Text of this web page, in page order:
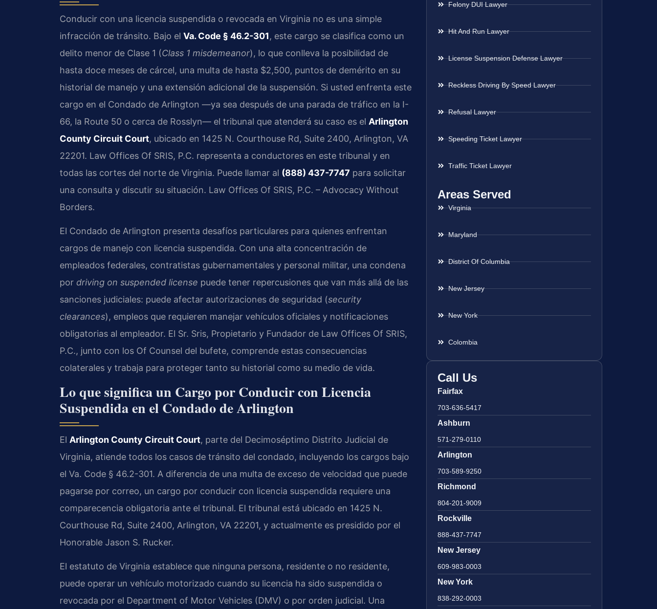
Conducir con una licencia suspendida o revocada en Virginia no es una simple
infracción de tránsito. Bajo el Va. Code § 46.2-301, este cargo se clasifica como un
delito menor de Clase 1 (Class 1 misdemeanor), lo que conlleva la posibilidad de
hasta doce meses de cárcel, una multa de hasta $2,500, puntos de demérito en su
historial de manejo y una extensión adicional de la suspensión. Si usted enfrenta este
cargo en el Condado de Arlington —ya sea después de una parada de tráfico en la I-
66, la Route 50 o cerca de Rosslyn— el tribunal que atenderá su caso es el Arlington
County Circuit Court, ubicado en 1425 N. Courthouse Rd, Suite 2400, Arlington, VA
22201. Law Offices Of SRIS, P.C. representa a conductores en este tribunal y en
todas las cortes del norte de Virginia. Puede llamar al (888) 437-7747 para solicitar
una consulta y discutir su situación. Law Offices Of SRIS, P.C. – Advocacy Without
Borders.
El Condado de Arlington presenta desafíos particulares para quienes enfrentan
cargos de manejo con licencia suspendida. Con una alta concentración de
empleados federales, contratistas gubernamentales y personal militar, una condena
por driving on suspended license puede tener repercusiones que van más allá de las
sanciones judiciales: puede afectar autorizaciones de seguridad (security
clearances), empleos que requieren manejar vehículos oficiales y notificaciones
obligatorias al empleador. El Sr. Sris, Propietario y Fundador de Law Offices Of SRIS,
P.C., junto con los Of Counsel del bufete, comprende estas consecuencias
colaterales y trabaja para proteger tanto su historial como su medio de vida.
Lo que significa un Cargo por Conducir con Licencia
Suspendida en el Condado de Arlington
El Arlington County Circuit Court, parte del Decimoséptimo Distrito Judicial de
Virginia, atiende todos los casos de tránsito del condado, incluyendo los cargos bajo
el Va. Code § 46.2-301. A diferencia de una multa de exceso de velocidad que puede
pagarse por correo, un cargo por conducir con licencia suspendida requiere una
comparecencia obligatoria ante el tribunal. El tribunal está ubicado en 1425 N.
Courthouse Rd, Suite 2400, Arlington, VA 22201, y actualmente es presidido por el
Honorable Jason S. Rucker.
El estatuto de Virginia establece que ninguna persona, residente o no residente,
puede operar un vehículo motorizado cuando su licencia ha sido suspendida o
revocada por el Department of Motor Vehicles (DMV) o por orden judicial. Una
Felony DUI Lawyer
Hit And Run Lawyer
License Suspension Defense Lawyer
Reckless Driving By Speed Lawyer
Refusal Lawyer
Speeding Ticket Lawyer
Traffic Ticket Lawyer
Areas Served
Virginia
Maryland
District Of Columbia
New Jersey
New York
Colombia
Call Us
Fairfax
703-636-5417
Ashburn
571-279-0110
Arlington
703-589-9250
Richmond
804-201-9009
Rockville
888-437-7747
New Jersey
609-983-0003
New York
838-292-0003